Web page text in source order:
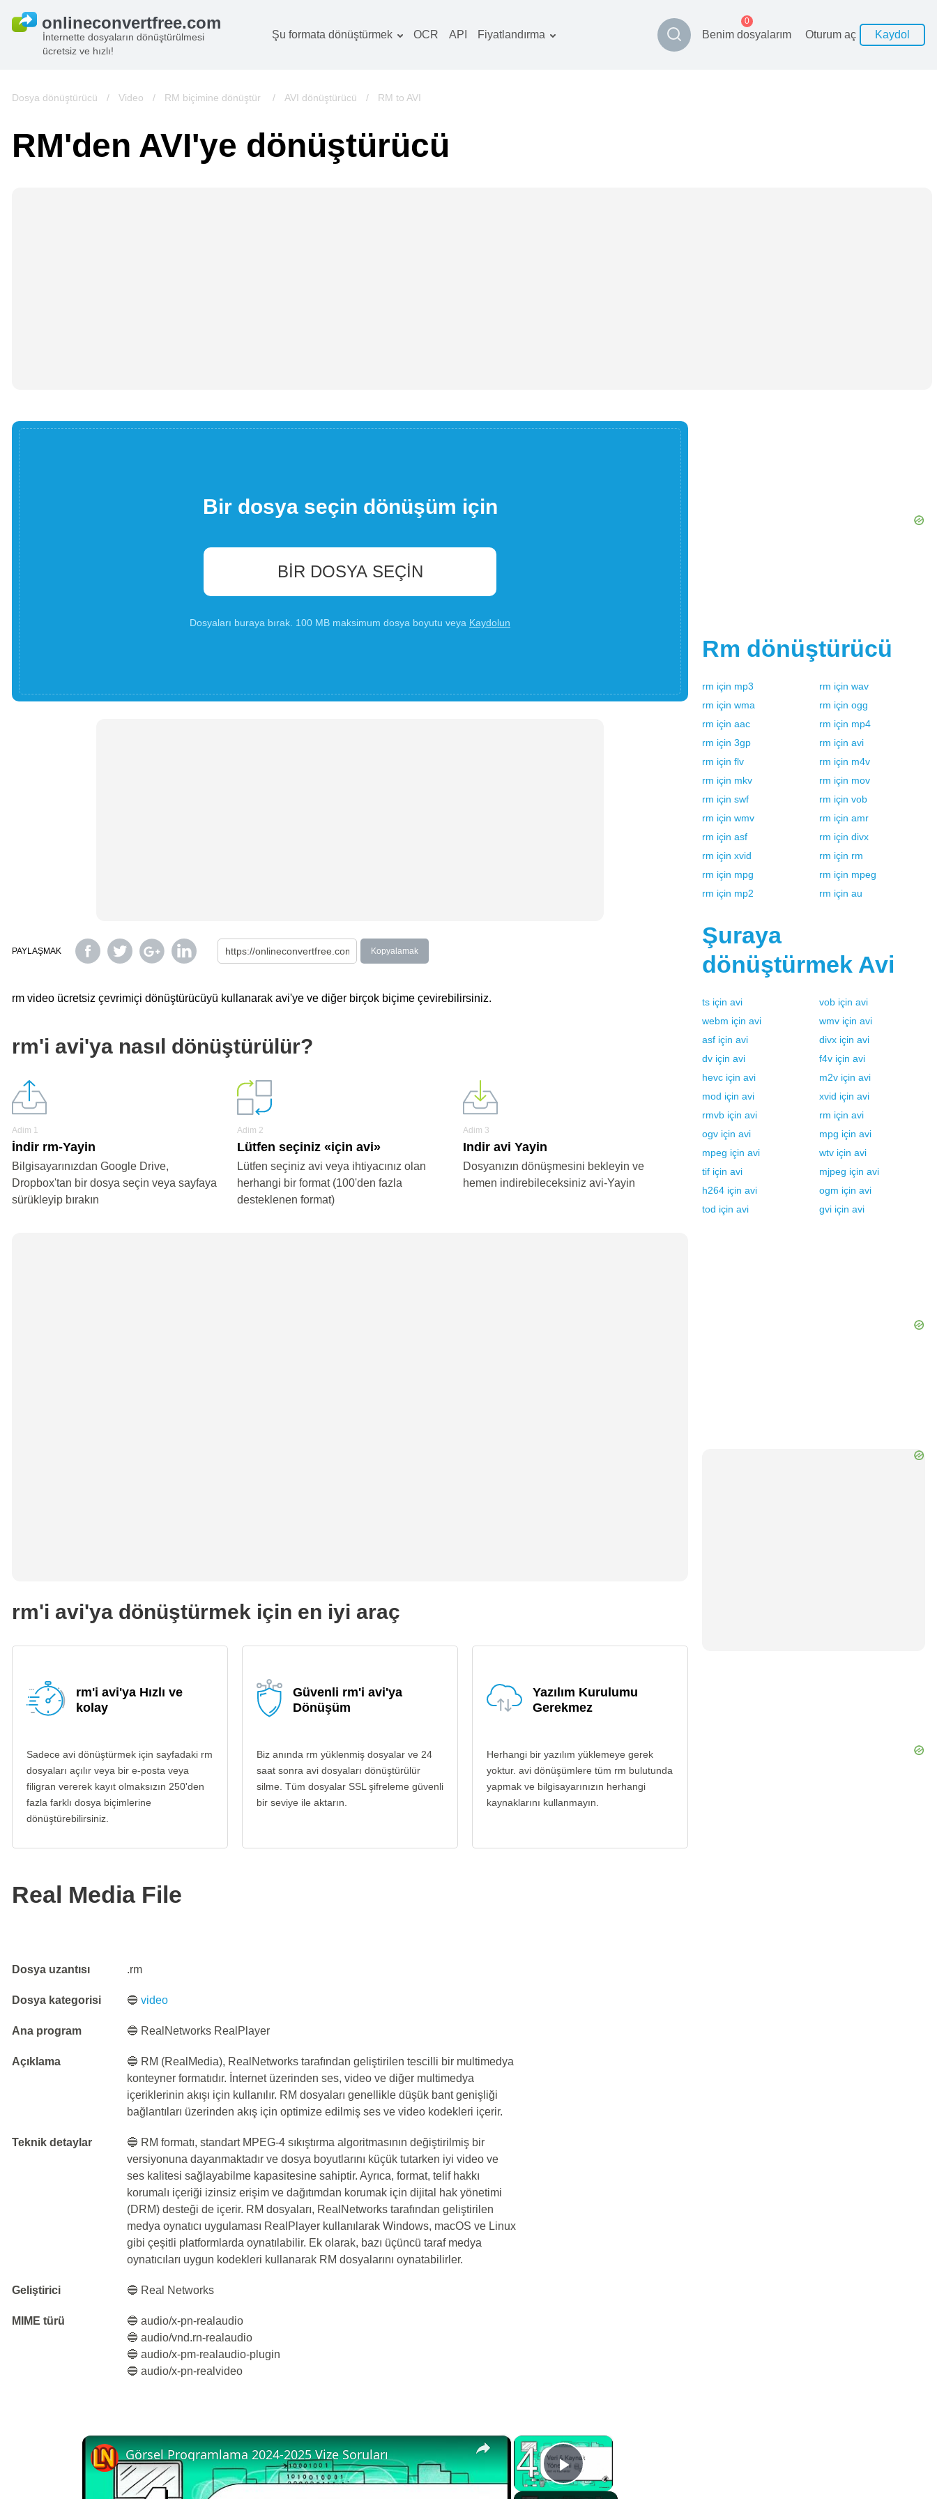
İnternette dosyaların dönüştürülmesi
ücretsiz ve hızlı!
Şu formata dönüştürmek
Görüntüler dönüştürücü
Books dönüştürücü
OCR API Fiyatlandırma Benim dosyalarım
0
Oturum aç Kaydol
Dosya dönüştürücü / Video / RM biçimine dönüştür / AVI dönüştürücü / RM to AVI
RM'den AVI'ye dönüştürücü
Bir dosya seçin dönüşüm için
BIR DOSYA SEÇIN
Dosyaları buraya bırak. 100 MB maksimum dosya boyutu veya Kaydolun
PAYLAŞMAK Kopyalamak
rm video ücretsiz çevrimiçi dönüştürücüyü kullanarak avi'ye ve diğer birçok biçime çevirebilirsiniz.
rm'i avi'ya nasıl dönüştürülür?
Adim 1
İndir rm-Yayin
Bilgisayarınızdan Google Drive,
Dropbox'tan bir dosya seçin veya sayfaya
sürükleyip bırakın
Adim 2
Lütfen seçiniz «için avi»
Lütfen seçiniz avi veya ihtiyacınız olan
herhangi bir format (100'den fazla
desteklenen format)
Adim 3
Indir avi Yayin
Dosyanızın dönüşmesini bekleyin ve
hemen indirebileceksiniz avi-Yayin
rm'i avi'ya dönüştürmek için en iyi araç
rm'i avi'ya Hızlı ve
kolay
Sadece avi dönüştürmek için sayfadaki rm
dosyaları açılır veya bir e-posta veya
filigran vererek kayıt olmaksızın 250'den
fazla farklı dosya biçimlerine
dönüştürebilirsiniz.
Güvenli rm'i avi'ya
Dönüşüm
Biz anında rm yüklenmiş dosyalar ve 24
saat sonra avi dosyaları dönüştürülür
silme. Tüm dosyalar SSL şifreleme güvenli
bir seviye ile aktarın.
Yazılım Kurulumu
Gerekmez
Herhangi bir yazılım yüklemeye gerek
yoktur. avi dönüşümlere tüm rm bulutunda
yapmak ve bilgisayarınızın herhangi
kaynaklarını kullanmayın.
Real Media File
Dosya uzantısı .rm
Dosya kategorisi 🔵video
Ana program 🔵 RealNetworks RealPlayer
Açıklama
🔵 RM (RealMedia), RealNetworks tarafından geliştirilen tescilli bir multimedya
konteyner formatıdır. İnternet üzerinden ses, video ve diğer multimedya
içeriklerinin akışı için kullanılır. RM dosyaları genellikle düşük bant genişliği
bağlantıları üzerinden akış için optimize edilmiş ses ve video kodekleri içerir.
Teknik detaylar
🔵 RM formatı, standart MPEG-4 sıkıştırma algoritmasının değiştirilmiş bir
versiyonuna dayanmaktadır ve dosya boyutlarını küçük tutarken iyi video ve
ses kalitesi sağlayabilme kapasitesine sahiptir. Ayrıca, format, telif hakkı
korumalı içeriği izinsiz erişim ve dağıtımdan korumak için dijital hak yönetimi
(DRM) desteği de içerir. RM dosyaları, RealNetworks tarafından geliştirilen
medya oynatıcı uygulaması RealPlayer kullanılarak Windows, macOS ve Linux
gibi çeşitli platformlarda oynatılabilir. Ek olarak, bazı üçüncü taraf medya
oynatıcıları uygun kodekleri kullanarak RM dosyalarını oynatabilirler.
Geliştirici 🔵 Real Networks
MIME türü
🔵 audio/x-pn-realaudio
🔵 audio/vnd.rn-realaudio
🔵 audio/x-pm-realaudio-plugin
🔵 audio/x-pn-realvideo
×
Play Video
×
Görsel Programlama 2024-2025 Vize Soruları
Rm dönüştürücü
rm için mp3 rm için wav
rm için wma rm için ogg
rm için aac rm için mp4
rm için 3gp rm için avi
rm için flv rm için m4v
rm için mkv rm için mov
rm için swf rm için vob
rm için wmv rm için amr
rm için asf rm için divx
rm için xvid rm için rm
rm için mpg rm için mpeg
rm için mp2 rm için au
Şuraya
dönüştürmek Avi
ts için avi vob için avi
webm için avi wmv için avi
asf için avi divx için avi
dv için avi f4v için avi
hevc için avi m2v için avi
mod için avi xvid için avi
rmvb için avi rm için avi
ogv için avi mpg için avi
mpeg için avi wtv için avi
tif için avi mjpeg için avi
h264 için avi ogm için avi
tod için avi gvi için avi